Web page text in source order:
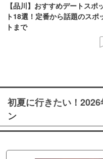
【品川】おすすめデートスポ
ト18選！定番から話題のスポ
トまで
初夏に行きたい！
ン